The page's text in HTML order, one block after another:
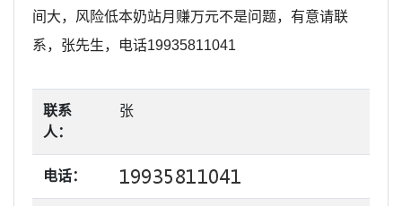
间大，风险低本奶站月赚万元不是问题，有意请联
系，张先生，电话19935811041
联系
人：
张
电话：